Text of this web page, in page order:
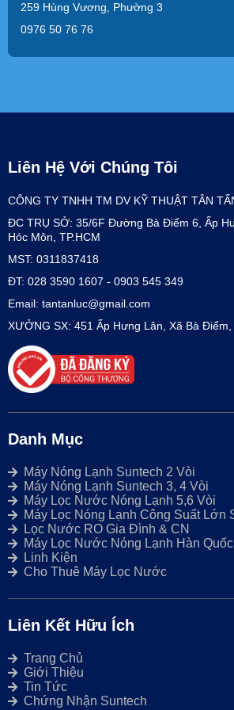
259 Hùng Vương, Phường 3
0976 50 76 76
Liên Hệ Với Chúng Tôi
CÔNG TY TNHH TM DV KỸ THUẬT TÂN
ĐC TRỤ SỞ: 35/6F Đường Bà Điểm 6, Ấp
Hóc Môn, TP.HCM
MST: 0311837418
ĐT: 028 3590 1607 - 0903 545 349
Email: tantanluc@gmail.com
XƯỞNG SX: 451 Ấp Hưng Lân, Xã Bà Điểm,
Danh Mục
Máy Nóng Lạnh Suntech 2 Vòi
Máy Nóng Lạnh Suntech 3, 4 Vòi
Máy Lọc Nước Nóng Lạnh 5,6 Vòi
Máy Lọc Nóng Lạnh Công Suất Lớn
Lọc Nước RO Gia Đình & CN
Máy Lọc Nước Nóng Lạnh Hàn Quốc
Linh Kiện
Cho Thuê Máy Lọc Nước
Liên Kết Hữu Ích
Trang Chủ
Giới Thiệu
Tin Tức
Chứng Nhận Suntech